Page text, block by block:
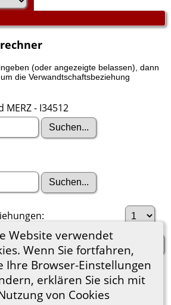
Website verwendet
Wenn Sie fortfahren,
Ihre Browser-Einstellungen
erklären Sie sich mit
von Cookies
(oder angezeigte belassen), dann
die Verwandtschaftsbeziehung
MERZ - I34512
einen Ehepartner
Generationen: